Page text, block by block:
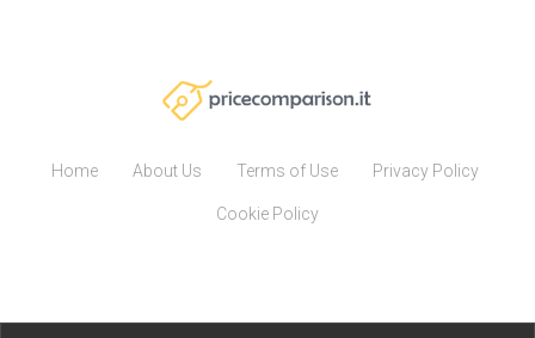
Home About Us Terms of Use Privacy Policy
Cookie Policy